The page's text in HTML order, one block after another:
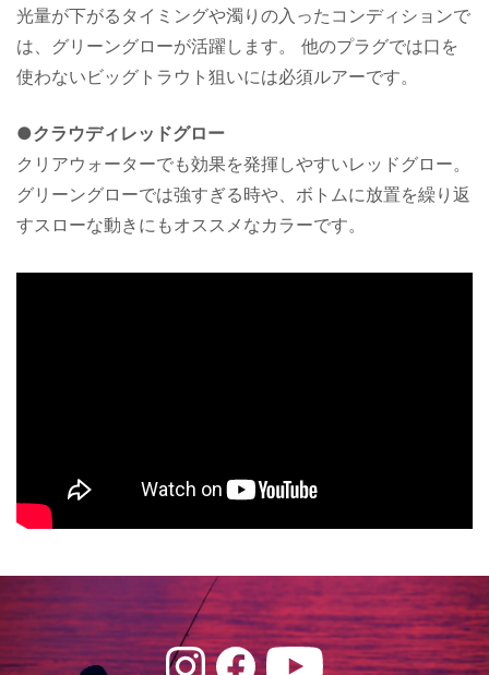
光量が下がるタイミングや濁りの入ったコンディションで
は、グリーングローが活躍します。 他のプラグでは口を
使わないビッグトラウト狙いには必須ルアーです。
●クラウディレッドグロー
クリアウォーターでも効果を発揮しやすいレッドグロー。
グリーングローでは強すぎる時や、ボトムに放置を繰り返
すスローな動きにもオススメなカラーです。